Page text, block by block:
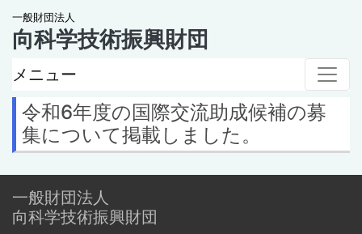
一般財団法人
向科学技術振興財団
メニュー
令和6年度の国際交流助成候補の募
集について掲載しました。
一般財団法人
向科学技術振興財団